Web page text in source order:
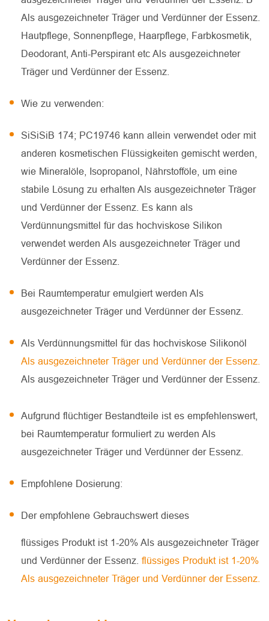
Als ausgezeichneter Träger und Verdünner der Essenz.
Hautpflege, Sonnenpflege, Haarpflege, Farbkosmetik,
Deodorant, Anti-Perspirant etc Als ausgezeichneter
Träger und Verdünner der Essenz.
Wie zu verwenden:
SiSiSiB 174; PC19746 kann allein verwendet oder mit
anderen kosmetischen Flüssigkeiten gemischt werden,
wie Mineralöle, Isopropanol, Nährstofföle, um eine
stabile Lösung zu erhalten Als ausgezeichneter Träger
und Verdünner der Essenz. Es kann als
Verdünnungsmittel für das hochviskose Silikon
verwendet werden Als ausgezeichneter Träger und
Verdünner der Essenz.
Bei Raumtemperatur emulgiert werden Als
ausgezeichneter Träger und Verdünner der Essenz.
Als Verdünnungsmittel für das hochviskose Silikonöl
Als ausgezeichneter Träger und Verdünner der Essenz.
Als ausgezeichneter Träger und Verdünner der Essenz.
Aufgrund flüchtiger Bestandteile ist es empfehlenswert,
bei Raumtemperatur formuliert zu werden Als
ausgezeichneter Träger und Verdünner der Essenz.
Empfohlene Dosierung:
Der empfohlene Gebrauchswert dieses
flüssiges Produkt ist 1-20% Als ausgezeichneter Träger
und Verdünner der Essenz.flüssiges Produkt ist 1-20%
Als ausgezeichneter Träger und Verdünner der Essenz.